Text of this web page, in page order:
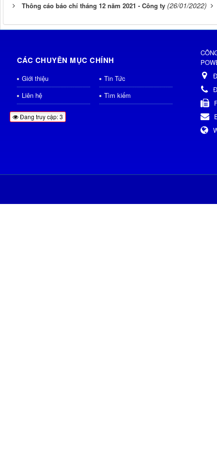
Thông cáo báo chí tháng 12 năm 2021 - Công ty (26/01/2022)
CÁC CHUYÊN MỤC CHÍNH
Giới thiệu
Tin Tức
Liên hệ
Tìm kiếm
Đang truy cập: 3